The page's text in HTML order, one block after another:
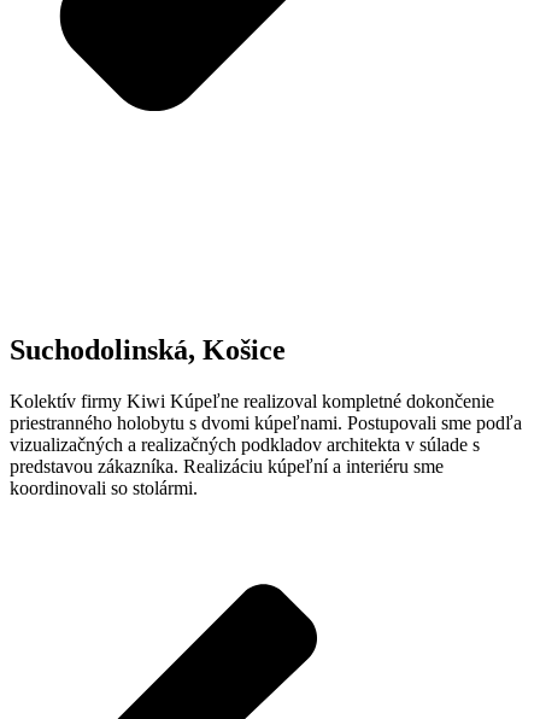
Suchodolinská, Košice
Kolektív firmy Kiwi Kúpeľne realizoval kompletné dokončenie
priestranného holobytu s dvomi kúpeľnami. Postupovali sme podľa
vizualizačných a realizačných podkladov architekta v súlade s
predstavou zákazníka. Realizáciu kúpeľní a interiéru sme
koordinovali so stolármi.